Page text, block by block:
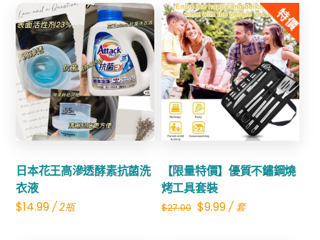
was:
$21.98.
is:
$10.99.
日本花王高滲透酵素抗菌洗
衣液
$14.99 / 2瓶
Share
特價
【限量特價】優質不鏽鋼燒
烤工具套裝
$27.00 Original
$9.99Current
/ 套
Share